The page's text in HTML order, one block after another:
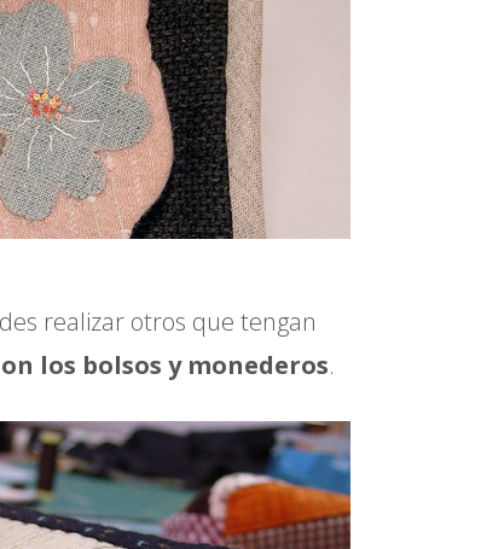
realizar otros que tengan
los bolsos y monederos.